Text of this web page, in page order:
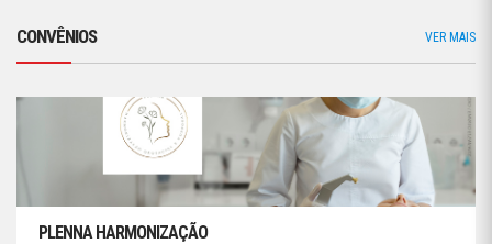
CONVÊNIOS VER MAIS
PLENNA HARMONIZAÇÃO